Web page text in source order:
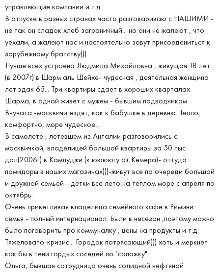
управляющие компании и т.д.
В отпуске в разных странах часто разговариваю с НАШИМИ -
не так он сладок хлеб заграничный... но они не жалеют , что
уехали, а жалеют нас и настоятельно зовут присоедениться к
зарубежному братству)))
Лучше всех устроена Людмила Михайловна , живущая 18 лет
(в 2007г) в Шарм аль Шейхе- чудесная , деятельная женщина
лет эдак 65... Три квартиры сдает в хороших кварталах
Шарма, в одной живет с мужем - бывшим подводником.
Внучата -москвичи ездят, как к бабушке в деревню. Тепло,
комфортно, море чудесное...
В самолете , летевшем из Анталии разговорились с
москвичкой, владелицей большой квартиры за 50 тыс
дол(2006г) в Камлуджи (к ююююгу от Кемера)- оттуда
помидоры в наших магазинах)))-живут все по очереди большой
и дружной семьей - детки все лето на теплом море с апреля по
октябрь.
Очень приветливая владелица семейного кафе в Римини...
семья - полный интернационал. Были в несезон ,поэтому можно
было поговорить про коммуналку , цены на продукты и т.д.
Тяжеловато-кризис... Городок потрясающий))) хоть и меркнет
как бы в тени гордых соседей по "сапожку"...
Ольга, бывшая сотрудница очень солидной нефтяной